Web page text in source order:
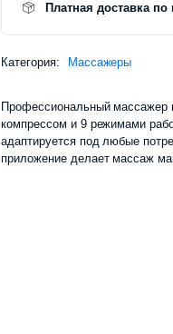
Smart
Neck
количество
Платная доставка по
Категория: Массажеры
Профессиональный массажер
компрессом и 9 режимами
адаптируется под любые
приложение делает массаж